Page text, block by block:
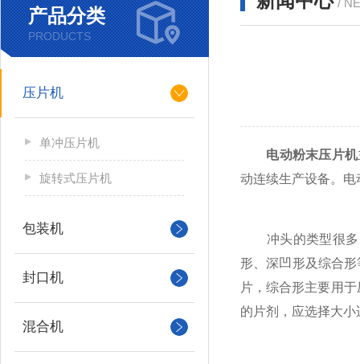
产品分类
PRODUCTS
压片机
单冲压片机
旋转式压片机
包装机
封口机
混合机
/
电动粉末压片机
动连续生产设备。
冲头的类型很多，
形、深凹形及综合
片，综合形主要用
的片剂，应选择大